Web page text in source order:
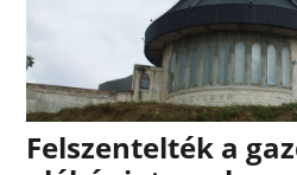
Felszentelték a